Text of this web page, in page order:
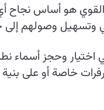
القوي هو أساس
وتسهيل وصولهم
اختيار وحجز أسماء
خاصة أو على بنية